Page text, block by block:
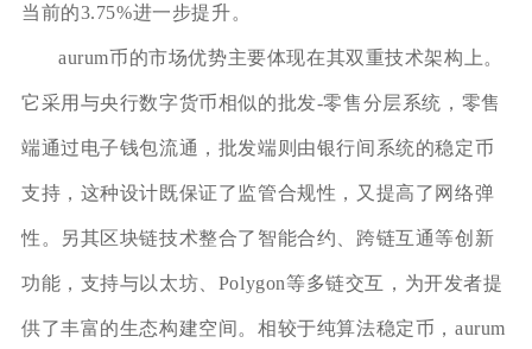
当前的3.75%进一步提升。
aurum币的市场优势主要体现在其双重技术架构上。
它采用与央行数字货币相似的批发-零售分层系统，零售
端通过电子钱包流通，批发端则由银行间系统的稳定币
支持，这种设计既保证了监管合规性，又提高了网络弹
性。另其区块链技术整合了智能合约、跨链互通等创新
功能，支持与以太坊、Polygon等多链交互，为开发者提
供了丰富的生态构建空间。相较于纯算法稳定币，aurum